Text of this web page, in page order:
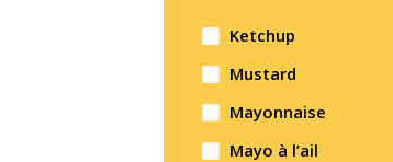
Ketchup
Mustard
Mayonnaise
Mayo à l’ail